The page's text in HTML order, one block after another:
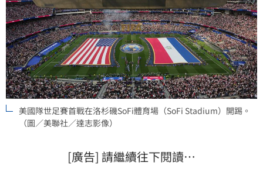
美國隊世足賽首戰在洛杉磯SoFi體育場（SoFi Stadium）開踢。
（圖／美聯社／達志影像）
[廣告] 請繼續往下閱讀…